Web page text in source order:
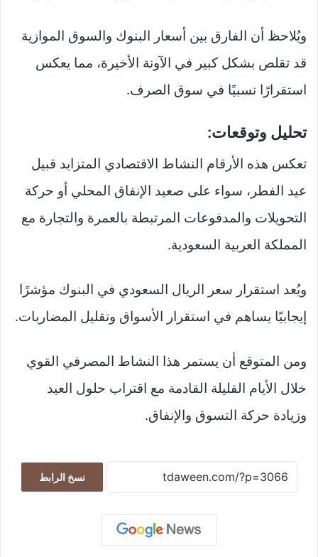
ويُلاحظ أن الفارق بين أسعار البنوك والسوق الموازية
قد تقلص بشكل كبير في الآونة الأخيرة، مما يعكس
استقرارًا نسبيًا في سوق الصرف.
تحليل وتوقعات:
تعكس هذه الأرقام النشاط الاقتصادي المتزايد قبيل
عيد الفطر، سواء على صعيد الإنفاق المحلي أو حركة
التحويلات والمدفوعات المرتبطة بالعمرة والتجارة مع
المملكة العربية السعودية.
ويُعد استقرار سعر الريال السعودي في البنوك مؤشرًا
إيجابيًا يساهم في استقرار الأسواق وتقليل المضاربات.
ومن المتوقع أن يستمر هذا النشاط المصرفي القوي
خلال الأيام القليلة القادمة مع اقتراب حلول العيد
وزيادة حركة التسوق والإنفاق.
نسخ الرابط